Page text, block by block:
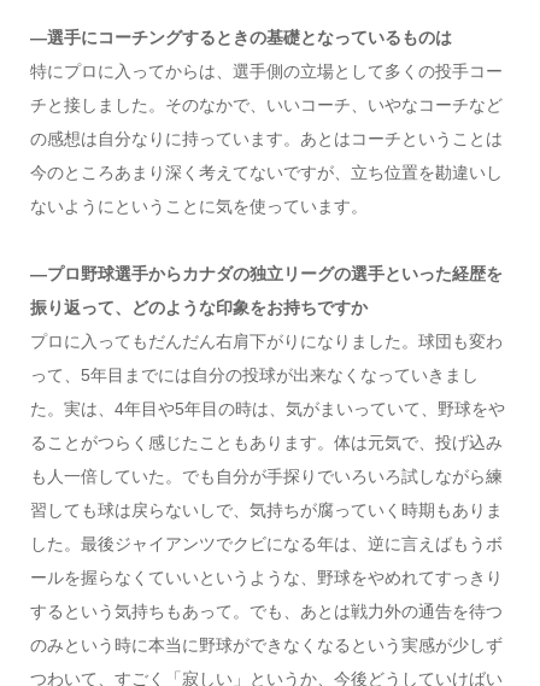
—選手にコーチングするときの基礎となっているものは
特にプロに入ってからは、選手側の立場として多くの投手コー
チと接しました。そのなかで、いいコーチ、いやなコーチなど
の感想は自分なりに持っています。あとはコーチということは
今のところあまり深く考えてないですが、立ち位置を勘違いし
ないようにということに気を使っています。
—プロ野球選手からカナダの独立リーグの選手といった経歴を
振り返って、どのような印象をお持ちですか
プロに入ってもだんだん右肩下がりになりました。球団も変わ
って、5年目までには自分の投球が出来なくなっていきまし
た。実は、4年目や5年目の時は、気がまいっていて、野球をや
ることがつらく感じたこともあります。体は元気で、投げ込み
も人一倍していた。でも自分が手探りでいろいろ試しながら練
習しても球は戻らないしで、気持ちが腐っていく時期もありま
した。最後ジャイアンツでクビになる年は、逆に言えばもうボ
ールを握らなくていいというような、野球をやめれてすっきり
するという気持ちもあって。でも、あとは戦力外の通告を待つ
のみという時に本当に野球ができなくなるという実感が少しず
つわいて、すごく「寂しい」というか、今後どうしていけばい